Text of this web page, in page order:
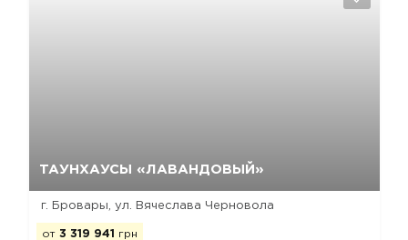
ТАУНХАУСЫ «ЛАВАНДОВЫЙ»
г. Бровары, ул. Вячеслава Черновола
от 3 319 941 грн